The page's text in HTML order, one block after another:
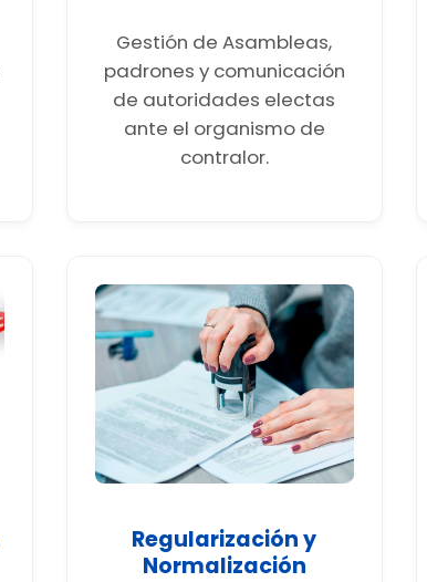
Gestión de Asambleas,
padrones y comunicación
de autoridades electas
ante el organismo de
contralor.
Regularización y
Normalización